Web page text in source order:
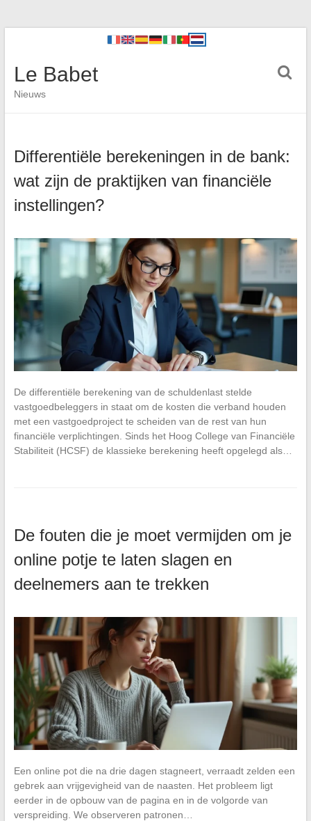
Le Babet
Nieuws
Differentiële berekeningen in de bank:
wat zijn de praktijken van financiële
instellingen?
De differentiële berekening van de schuldenlast stelde
vastgoedbeleggers in staat om de kosten die verband houden
met een vastgoedproject te scheiden van de rest van hun
financiële verplichtingen. Sinds het Hoog College van Financiële
Stabiliteit (HCSF) de klassieke berekening heeft opgelegd als…
De fouten die je moet vermijden om je
online potje te laten slagen en
deelnemers aan te trekken
Een online pot die na drie dagen stagneert, verraadt zelden een
gebrek aan vrijgevigheid van de naasten. Het probleem ligt
eerder in de opbouw van de pagina en in de volgorde van
verspreiding. We observeren patronen…